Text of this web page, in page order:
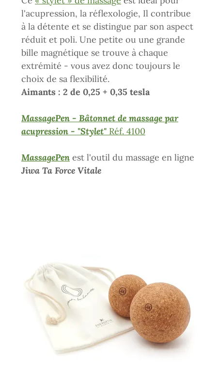
l'acupression, la réflexologie, Il contribue
à la détente et se distingue par son aspect
réduit et poli. Une petite ou une grande
bille magnétique se trouve à chaque
extrémité - vous avez donc toujours le
choix de sa flexibilité.
Aimants : 2 de 0,25 + 0,35 tesla
MassagePen - Bâtonnet de massage par
acupression - "Stylet" Réf. 4100
MassagePen est l'outil du massage en ligne
Jiwa Ta Force Vitale